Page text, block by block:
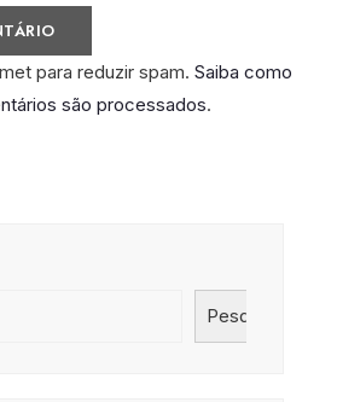
para reduzir spam. Saiba como
são processados.
Pesquisar